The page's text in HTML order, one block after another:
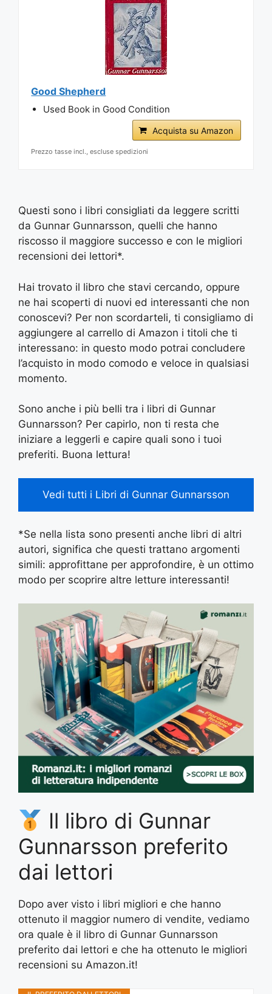
Good Shepherd
Used Book in Good Condition
Acquista su Amazon
Prezzo tasse incl., escluse spedizioni
Questi sono i libri consigliati da leggere scritti
da Gunnar Gunnarsson, quelli che hanno
riscosso il maggiore successo e con le migliori
recensioni dei lettori*.
Hai trovato il libro che stavi cercando, oppure
ne hai scoperti di nuovi ed interessanti che non
conoscevi? Per non scordarteli, ti consigliamo di
aggiungere al carrello di Amazon i titoli che ti
interessano: in questo modo potrai concludere
l’acquisto in modo comodo e veloce in qualsiasi
momento.
Sono anche i più belli tra i libri di Gunnar
Gunnarsson? Per capirlo, non ti resta che
iniziare a leggerli e capire quali sono i tuoi
preferiti. Buona lettura!
Vedi tutti i Libri di Gunnar Gunnarsson
*Se nella lista sono presenti anche libri di altri
autori, significa che questi trattano argomenti
simili: approfittane per approfondire, è un ottimo
modo per scoprire altre letture interessanti!
Il libro di Gunnar
Gunnarsson preferito
dai lettori
Dopo aver visto i libri migliori e che hanno
ottenuto il maggior numero di vendite, vediamo
ora quale è il libro di Gunnar Gunnarsson
preferito dai lettori e che ha ottenuto le migliori
recensioni su Amazon.it!